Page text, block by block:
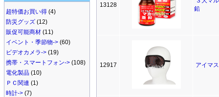
超特価お買い得 (4)
防災グッズ (12)
販促可能商材 (11)
イベント・季節物-> (60)
ビデオカメラ-> (19)
携帯・スマートフォン-> (108)
電化製品 (10)
ＰＣ関連 (1)
時計-> (7)
13128
鉛
12917 アイマ